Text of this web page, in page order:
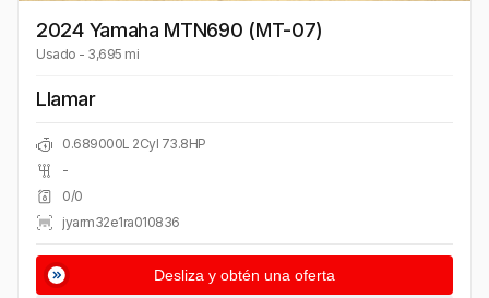
2024 Yamaha MTN690 (MT-07)
Usado - 3,695 mi
Llamar
0.689000L 2Cyl 73.8HP
-
0/0
jyarm32e1ra010836
Desliza y obtén una oferta